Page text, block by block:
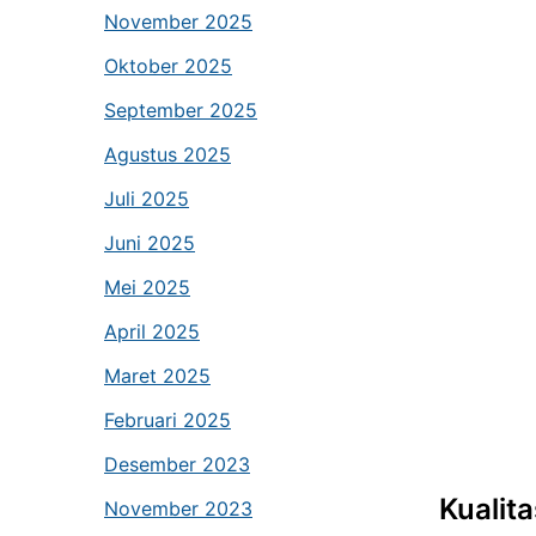
November 2025
Oktober 2025
September 2025
Agustus 2025
Juli 2025
Juni 2025
Mei 2025
April 2025
Maret 2025
Februari 2025
Desember 2023
November 2023